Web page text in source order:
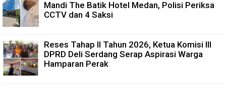
Mandi The Batik Hotel Medan, Polisi Periksa
CCTV dan 4 Saksi
Reses Tahap II Tahun 2026, Ketua Komisi III
DPRD Deli Serdang Serap Aspirasi Warga
Hamparan Perak